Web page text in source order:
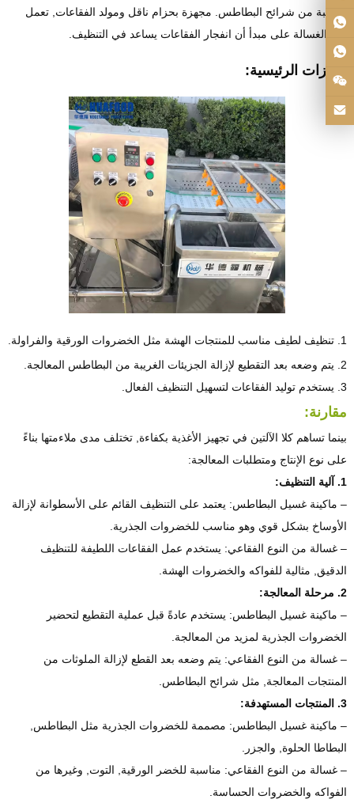
الغريبة من شرائح البطاطس. مجهزة بحزام ناقل ومولد الفقاعات, تعمل
هذه الغسالة على مبدأ أن انفجار الفقاعات يساعد في التنظيف.
الميزات الرئيسية:
1. تنظيف لطيف مناسب للمنتجات الهشة مثل الخضروات الورقية والفراولة.
2. يتم وضعه بعد التقطيع لإزالة الجزيئات الغريبة من البطاطس المعالجة.
3. يستخدم توليد الفقاعات لتسهيل التنظيف الفعال.
مقارنة:
بينما تساهم كلا الآلتين في تجهيز الأغذية بكفاءة, تختلف مدى ملاءمتها بناءً
على نوع الإنتاج ومتطلبات المعالجة:
1. آلية التنظيف:
– ماكينة غسيل البطاطس: يعتمد على التنظيف القائم على الأسطوانة لإزالة
الأوساخ بشكل قوي وهو مناسب للخضروات الجذرية.
– غسالة من النوع الفقاعي: يستخدم عمل الفقاعات اللطيفة للتنظيف
الدقيق, مثالية للفواكه والخضروات الهشة.
2. مرحلة المعالجة:
– ماكينة غسيل البطاطس: يستخدم عادةً قبل عملية التقطيع لتحضير
الخضروات الجذرية لمزيد من المعالجة.
– غسالة من النوع الفقاعي: يتم وضعه بعد القطع لإزالة الملوثات من
المنتجات المعالجة, مثل شرائح البطاطس.
3. المنتجات المستهدفة:
– ماكينة غسيل البطاطس: مصممة للخضروات الجذرية مثل البطاطس,
البطاطا الحلوة, والجزر.
– غسالة من النوع الفقاعي: مناسبة للخضر الورقية, التوت, وغيرها من
الفواكه والخضروات الحساسة.